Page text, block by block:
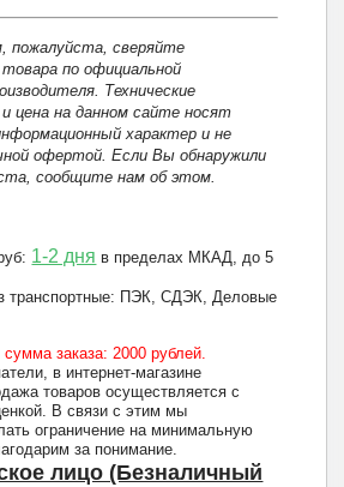
пожалуйста, сверяйте
по официальной
Технические
цена на данном сайте носят
характер и не
офертой. Если Вы обнаружили
сообщите нам об этом.
1-2 дня в пределах МКАД, до 5
транспортные: ПЭК, СДЭК, Деловые
заказа: 2000 рублей.
в интернет-магазине
товаров осуществляется с
В связи с этим мы
ограничение на минимальную
за понимание.
лицо (Безналичный